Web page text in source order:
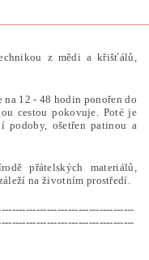
z mědi a křišťálů,
na 12 - 48 hodin ponořen do
cestou pokovuje. Poté je
podoby, ošetřen patinou a
přátelských materiálů,
na životním prostředí.